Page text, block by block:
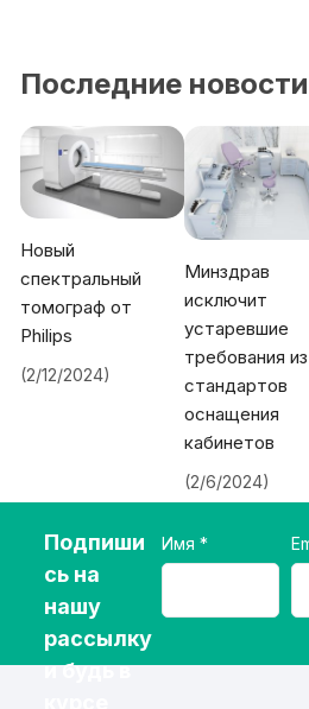
Последние новости
Новый
спектральный
томограф от
Philips
(2/12/2024)
Минздрав
исключит
устаревшие
требования из
стандартов
оснащения
кабинетов
(2/6/2024)
Подпиши
сь на
нашу
рассылку
и будь в
Имя